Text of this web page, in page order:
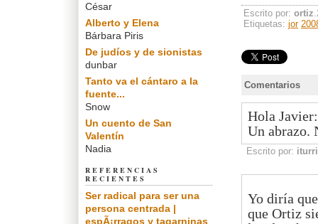
Escrito por: ortiz
Etiquetas: jor
Comentarios
Hola
Un abrazo.
Escrito por: iturri
Yo diría
que Ortiz
César
Alberto y Elena
Bárbara Piris
De judíos y de sionistas
dunbar
Tanto va el cántaro a la
fuente...
Snow
Un cuento de San
Valentín
Nadia
REFERENCIAS
RECIENTES
Ser radical para ser una
persona centrada |
espÃ¡rragos y tagarninas